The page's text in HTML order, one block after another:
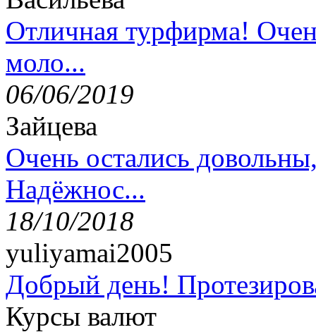
Отличная турфирма!
моло...
06/06/2019
Зайцева
Очень остались
Надёжнос...
18/10/2018
yuliyamai2005
Добрый день!
Курсы валют